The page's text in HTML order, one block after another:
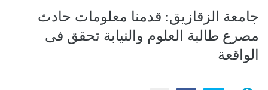
جامعة الزقازيق: قدمنا معلومات حادث
مصرع طالبة العلوم والنيابة تحقق فى
الواقعة